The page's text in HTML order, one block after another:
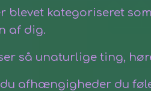
blevet kategoriseret
af dig.
så unaturlige ting,
afhængigheder du